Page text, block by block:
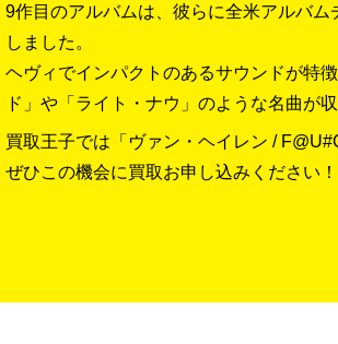
9作目のアルバムは、彼らに全米アルバ
しました。
ヘヴィでインパクトのあるサウンドが特
ド」や「ライト・ナウ」のような名曲が
買取王子では「ヴァン・ヘイレン /
ぜひこの機会に買取お申し込みください！